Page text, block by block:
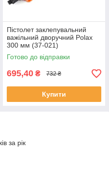
Пістолет заклепувальний
важільний дворучний Polax
300 мм (37-021)
Готово до відправки
695,40 ₴ 732 ₴
Купити
за рік